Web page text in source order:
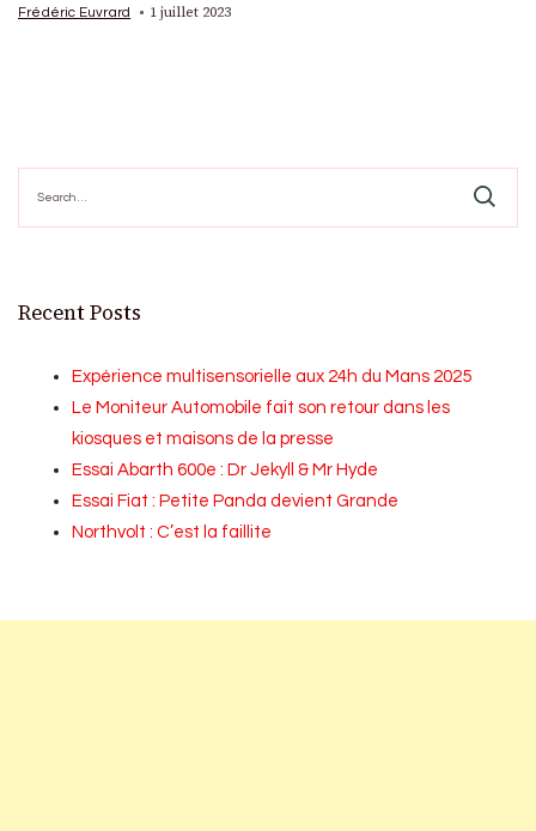
Frédéric Euvrard 1 juillet 2023
for:
Recent Posts
Expérience multisensorielle aux 24h du Mans 2025
Le Moniteur Automobile fait son retour dans les
kiosques et maisons de la presse
Essai Abarth 600e : Dr Jekyll & Mr Hyde
Essai Fiat : Petite Panda devient Grande
Northvolt : C’est la faillite